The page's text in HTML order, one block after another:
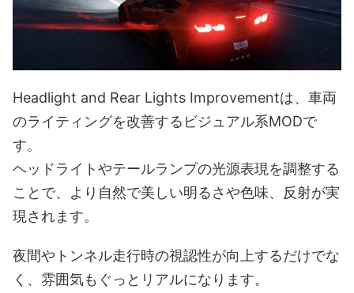
Headlight and Rear Lights Improvementは、車両
のライティングを改善するビジュアル系MODで
す。
ヘッドライトやテールランプの光源表現を調整する
ことで、より自然で美しい明るさや色味、反射が実
現されます。
夜間やトンネル走行時の視認性が向上するだけでな
く、雰囲気もぐっとリアルになります。